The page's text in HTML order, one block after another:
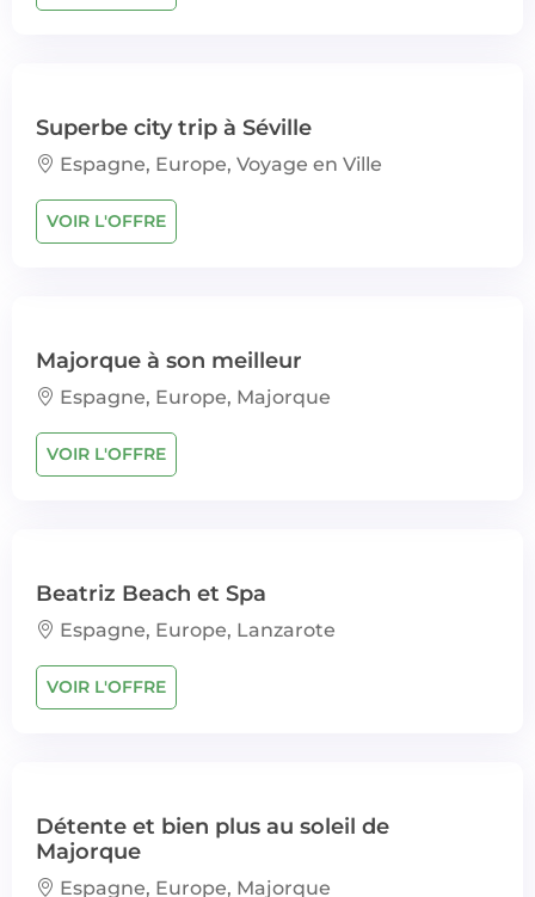
Superbe city trip à Séville
Espagne, Europe, Voyage en Ville
VOIR L'OFFRE
Majorque à son meilleur
Espagne, Europe, Majorque
VOIR L'OFFRE
Beatriz Beach et Spa
Espagne, Europe, Lanzarote
VOIR L'OFFRE
Détente et bien plus au soleil de
Majorque
Espagne, Europe, Majorque